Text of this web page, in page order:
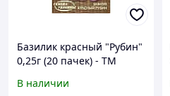
Базилик красный "Рубин"
0,25г (20 пачек) - ТМ
В наличии